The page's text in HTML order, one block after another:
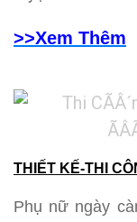
>>Xem Thêm
THIẾT KẾ-THI
Phụ nữ ngày